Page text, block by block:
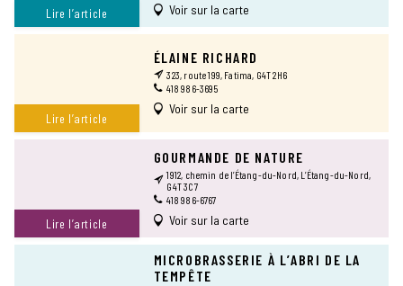
Lire l’article Voir sur la carte
Lire l’article
ÉLAINE RICHARD
323, route 199, Fatima, G4T 2H6
418 986-3695
Voir sur la carte
Lire l’article
GOURMANDE DE NATURE
1912, chemin de l’Étang-du-Nord, L’Étang-du-Nord,
G4T 3C7
418 986-6767
Voir sur la carte
MICROBRASSERIE À L’ABRI DE LA
TEMPÊTE